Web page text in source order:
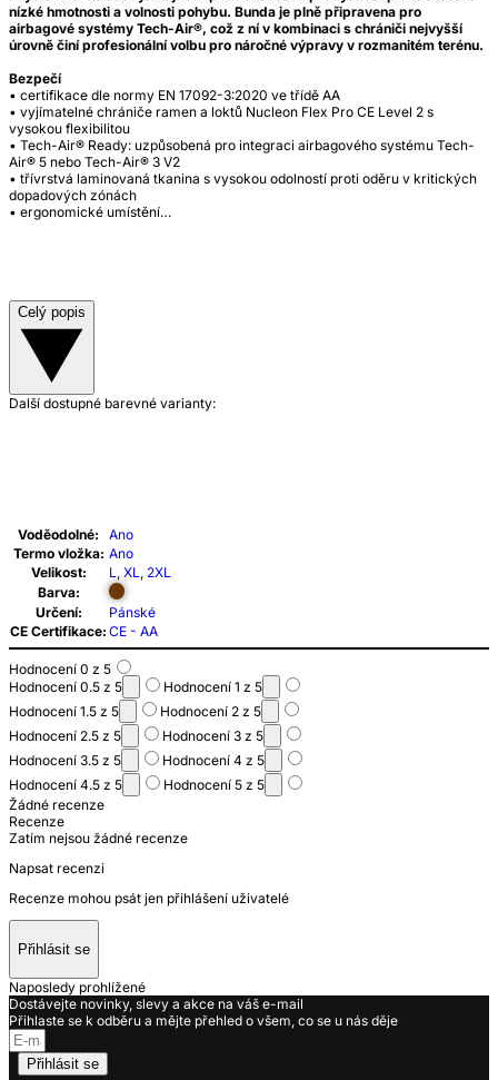
nízké hmotnosti a volnosti pohybu. Bunda je plně připravena pro
airbagové systémy Tech-Air®, což z ní v kombinaci s chrániči nejvyšší
úrovně činí profesionální volbu pro náročné výpravy v rozmanitém terénu.
Bezpečí
• certifikace dle normy EN 17092-3:2020 ve třídě AA
• vyjímatelné chrániče ramen a loktů Nucleon Flex Pro CE Level 2 s
vysokou flexibilitou
• Tech-Air® Ready: uzpůsobená pro integraci airbagového systému Tech-
Air® 5 nebo Tech-Air® 3 V2
• třívrstvá laminovaná tkanina s vysokou odolností proti oděru v kritických
dopadových zónách
• ergonomické umístění…
Celý popis
Další dostupné barevné varianty:
Voděodolné:
Ano
Termo vložka: Ano
Velikost:
L, XL, 2XL
Barva:
Určení:
Pánské
CE Certifikace: CE - AA
Hodnocení 0 z 5
Hodnocení 0.5 z 5
Hodnocení 1 z 5
Hodnocení 1.5 z 5
Hodnocení 2 z 5
Hodnocení 2.5 z 5
Hodnocení 3 z 5
Hodnocení 3.5 z 5
Hodnocení 4 z 5
Hodnocení 4.5 z 5
Hodnocení 5 z 5
Žádné recenze
Recenze
Zatím nejsou žádné recenze
Napsat recenzi
Recenze mohou psát jen přihlášení uživatelé
Přihlásit se
Naposledy prohlížené
Dostávejte novinky, slevy a akce na váš e-mail
Přihlaste se k odběru a mějte přehled o všem, co se u nás děje
Přihlásit se